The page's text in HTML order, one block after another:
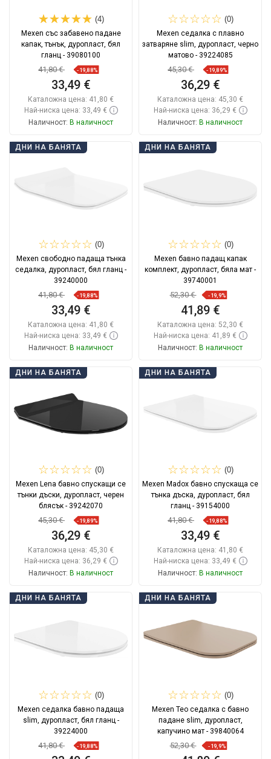
(4)
Mexen със забавено падане
капак, тънък, дуропласт, бял
гланц - 39080100
41,80 € -19,88%
33,49 €
Каталожна цена: 41,80 €
Най-ниска цена: 33,49 €
Наличност: В наличност
Добави в количката
(0)
Mexen седалка с плавно
затваряне slim, дуропласт, черно
матово - 39224085
45,30 € -19,89%
36,29 €
Каталожна цена: 45,30 €
Най-ниска цена: 36,29 €
Наличност: В наличност
Добави в количката
ДНИ НА БАНЯТА
(0)
Mexen свободно падаща тънка
седалка, дуропласт, бял гланц -
39240000
41,80 € -19,88%
33,49 €
Каталожна цена: 41,80 €
Най-ниска цена: 33,49 €
Наличност: В наличност
Добави в количката
ДНИ НА БАНЯТА
(0)
Mexen бавно падащ капак
комплект, дуропласт, бяла мат -
39740001
52,30 € -19,9%
41,89 €
Каталожна цена: 52,30 €
Най-ниска цена: 41,89 €
Наличност: В наличност
Добави в количката
ДНИ НА БАНЯТА
(0)
Mexen Lena бавно спускащи се
тънки дъски, дуропласт, черен
блясък - 39242070
45,30 € -19,89%
36,29 €
Каталожна цена: 45,30 €
Най-ниска цена: 36,29 €
Наличност: В наличност
Добави в количката
ДНИ НА БАНЯТА
(0)
Mexen Madox бавно спускаща се
тънка дъска, дуропласт, бял
гланц - 39154000
41,80 € -19,88%
33,49 €
Каталожна цена: 41,80 €
Най-ниска цена: 33,49 €
Наличност: В наличност
Добави в количката
Сравнете
ДНИ НА БАНЯТА
(0)
Mexen седалка бавно падаща
slim, дуропласт, бял гланц -
39224000
41,80 € -19,88%
ДНИ НА БАНЯТА
(0)
Mexen Teo седалка с бавно
падане slim, дуропласт,
капучино мат - 39840064
52,30 € -19,9%